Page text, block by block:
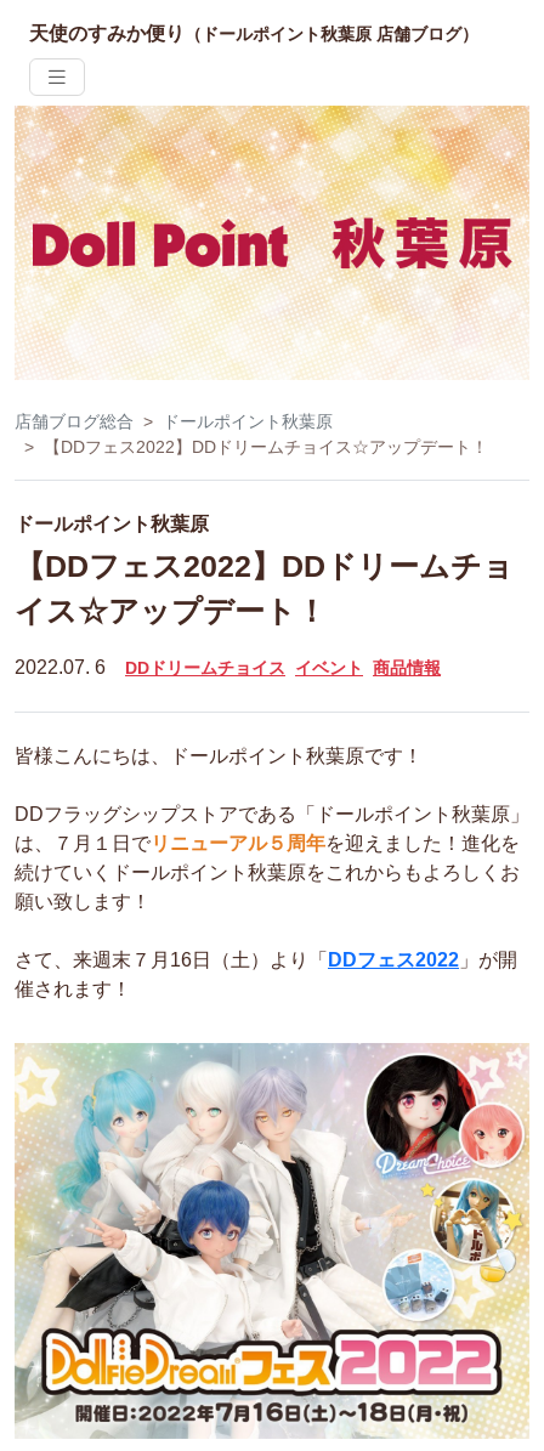
天使のすみか便り （ドールポイント秋葉原 店舗ブログ）
店舗ブログ総合
ドールポイント秋葉原
【DDフェス2022】DDドリームチョイス☆アップデート！
ドールポイント秋葉原
【DDフェス2022】DDドリームチョ
イス☆アップデート！
2022.07. 6 DDドリームチョイス イベント 商品情報
皆様こんにちは、ドールポイント秋葉原です！
DDフラッグシップストアである「ドールポイント秋葉原」
は、７月１日でリニューアル５周年を迎えました！進化を
続けていくドールポイント秋葉原をこれからもよろしくお
願い致します！
さて、来週末７月16日（土）より「 DDフェス2022 」が開
催されます！